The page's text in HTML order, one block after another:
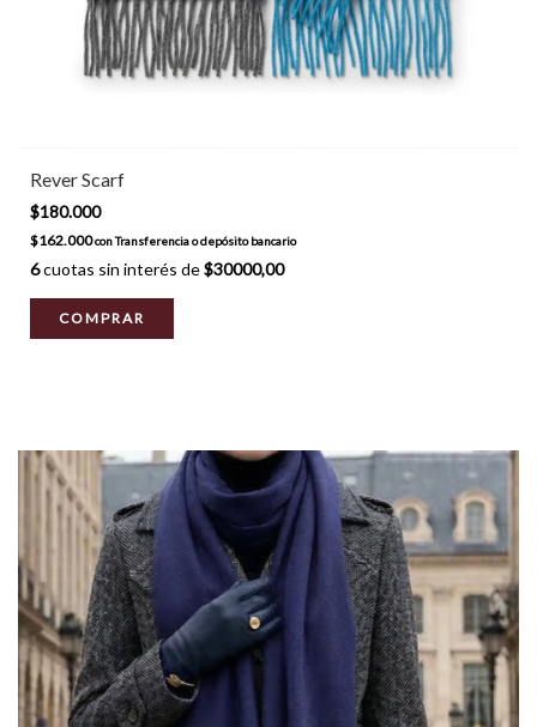
Rever Scarf
$180.000
$162.000conTransferencia o depósito bancario
6cuotas sin interés de$30000,00
COMPRAR